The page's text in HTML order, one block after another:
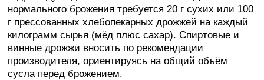
нормального брожения требуется 20 г сухих или 100
г прессованных хлебопекарных дрожжей на каждый
килограмм сырья (мёд плюс сахар). Спиртовые и
винные дрожжи вносить по рекомендации
производителя, ориентируясь на общий объём
сусла перед брожением.